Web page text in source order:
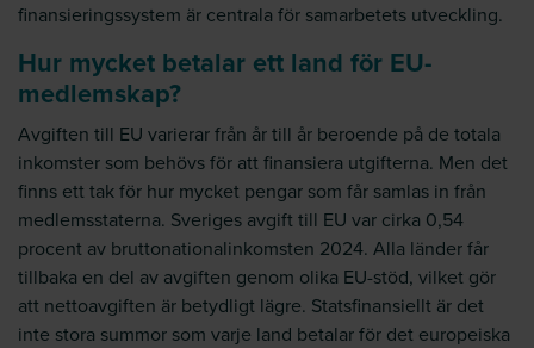
finansieringssystem är centrala för samarbetets utveckling.
Hur mycket betalar ett land för EU-
medlemskap?
Avgiften till EU varierar från år till år beroende på de totala
inkomster som behövs för att finansiera utgifterna. Men det
finns ett tak för hur mycket pengar som får samlas in från
medlemsstaterna. Sveriges avgift till EU var cirka 0,54
procent av bruttonationalinkomsten 2024. Alla länder får
tillbaka en del av avgiften genom olika EU-stöd, vilket gör
att nettoavgiften är betydligt lägre. Statsfinansiellt är det
inte stora summor som varje land betalar för det europeiska